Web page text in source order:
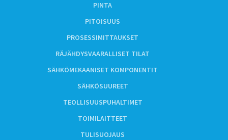
PINTA
PITOISUUS
PROSESSIMITTAUKSET
RÄJÄHDYSVAARALLISET TILAT
SÄHKÖMEKAANISET KOMPONENTIT
SÄHKÖSUUREET
TEOLLISUUSPUHALTIMET
TOIMILAITTEET
TULISUOJAUS